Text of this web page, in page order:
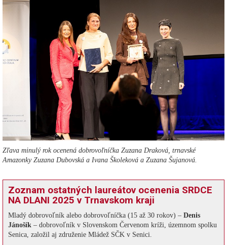
Zľava minulý rok ocenená dobrovoľníčka Zuzana Draková, trnavské
Amazonky Zuzana Dubovská a Ivana Školeková a Zuzana Šujanová.
Zoznam ostatných laureátov ocenenia SRDCE
NA DLANI 2025 v Trnavskom kraji
Mladý dobrovoľník alebo dobrovoľníčka (15 až 30 rokov) – Denis
Jánošík – dobrovoľník v Slovenskom Červenom kríži, územnom spolku
Senica, založil aj združenie Mládež SČK v Senici.